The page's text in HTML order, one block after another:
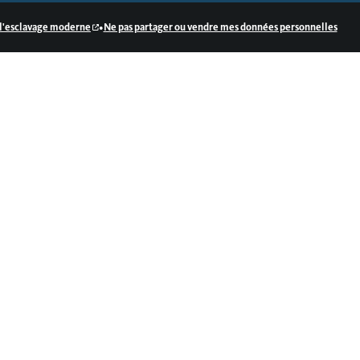
moderne •Ne pas partager ou vendre mes données personnelles